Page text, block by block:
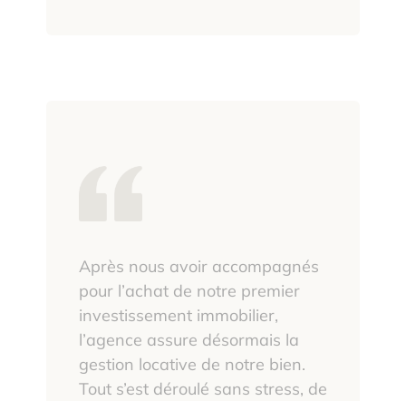
Après nous avoir accompagnés
pour l’achat de notre premier
investissement immobilier,
l’agence assure désormais la
gestion locative de notre bien.
Tout s’est déroulé sans stress, de